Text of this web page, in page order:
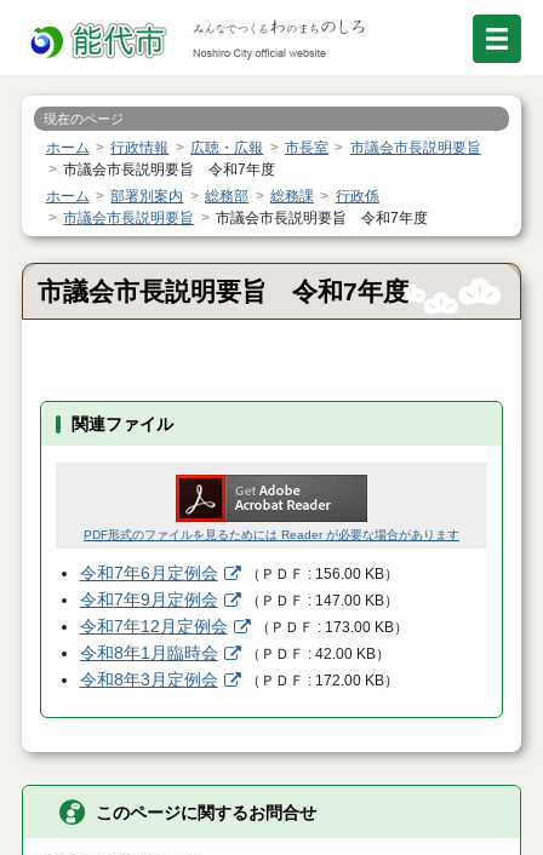
現在のページ
ホーム 行政情報 広聴・広報 市長室
市議会市長説明要旨
市議会市長説明要旨 令和7年度
ホーム
部署別案内 総務部 総務課
行政係
市議会市長説明要旨
市議会市長説明要旨 令和7年度
市議会市長説明要旨 令和7年度
関連ファイル
PDF形式のファイルを見るためには Reader が必要な場合があります
令和7年6月定例会 （ ＰＤＦ 156.00 KB）
令和7年9月定例会 （ ＰＤＦ 147.00 KB）
令和7年12月定例会 （ ＰＤＦ 173.00 KB）
令和8年1月臨時会 （ ＰＤＦ 42.00 KB）
令和8年3月定例会 （ ＰＤＦ 172.00 KB）
このページに関するお問合せ